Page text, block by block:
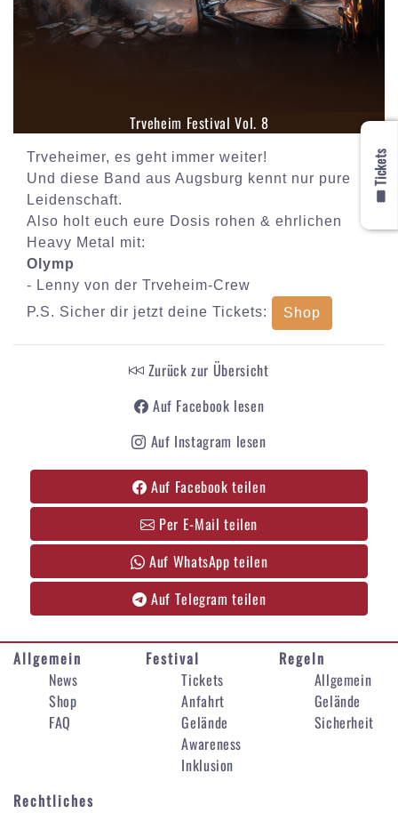
🎟️ Tickets
Trveheim Festival Vol. 8
Trveheimer, es geht immer weiter!
Und diese Band aus Augsburg kennt nur pure
Leidenschaft.
Also holt euch eure Dosis rohen & ehrlichen
Heavy Metal mit:
Olymp
- Lenny von der Trveheim-Crew
P.S. Sicher dir jetzt deine Tickets:
Shop
Zurück zur Übersicht
Auf Facebook lesen
Auf Instagram lesen
Auf Facebook teilen
Per E-Mail teilen
Auf WhatsApp teilen
Auf Telegram teilen
Allgemein
News
Shop
FAQ
Festival
Tickets
Anfahrt
Gelände
Awareness
Inklusion
Regeln
Allgemein
Gelände
Sicherheit
Rechtliches